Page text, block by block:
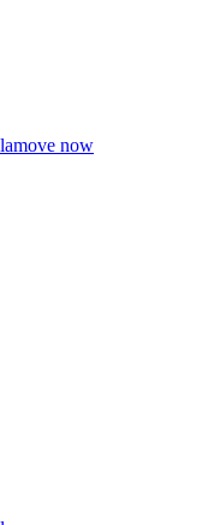
now